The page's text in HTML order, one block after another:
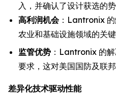
入，并确认了设计获选的势
高利润机会：Lantronix 的
农业和基础设施领域的关
监管优势 ：Lantronix 的
要求，这对美国国防及联
差异化技术驱动性能